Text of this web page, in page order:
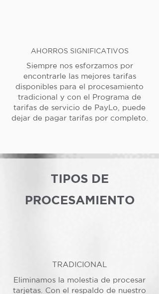
AHORROS SIGNIFICATIVOS
Siempre nos esforzamos por
encontrarle las mejores tarifas
disponibles para el procesamiento
tradicional y con el Programa de
tarifas de servicio de PayLo, puede
dejar de pagar tarifas por completo.
TIPOS DE
PROCESAMIENTO
TRADICIONAL
Eliminamos la molestia de procesar
tarjetas. Con el respaldo de nuestro